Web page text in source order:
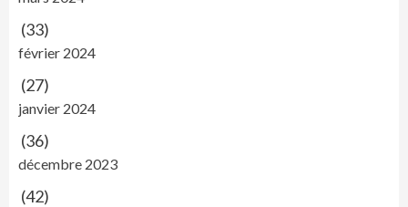
(33)
février 2024
(27)
janvier 2024
(36)
décembre 2023
(42)